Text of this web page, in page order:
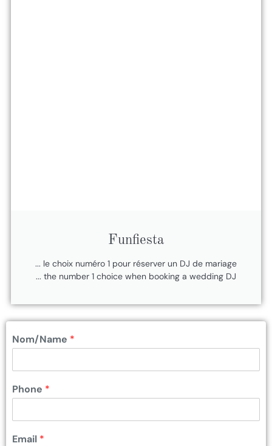
Funfiesta
... le choix numéro 1 pour réserver un DJ de mariage
... the number 1 choice when booking a wedding DJ
Nom/Name *
Phone *
Email *